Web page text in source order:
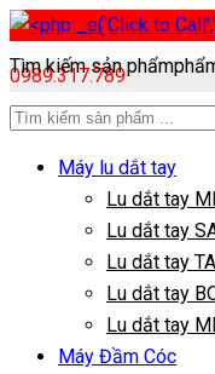
0989.317.789
Tìm kiếm sản
Máy lu dắt tay
Lu dắt tay
Lu dắt tay
Lu dắt tay
Lu dắt tay
Lu dắt tay
Máy Đầm Cóc